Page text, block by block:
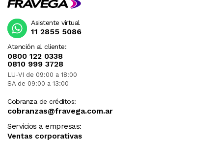
Atención al cliente:
0800 122 0338
0810 999 3728
LU-VI de 09:00 a 18:00
SA de 09:00 a 13:00
Cobranza de créditos:
cobranzas@fravega.com.ar
Servicios a empresas:
Ventas corporativas
Asistente virtual
11 2855 5086